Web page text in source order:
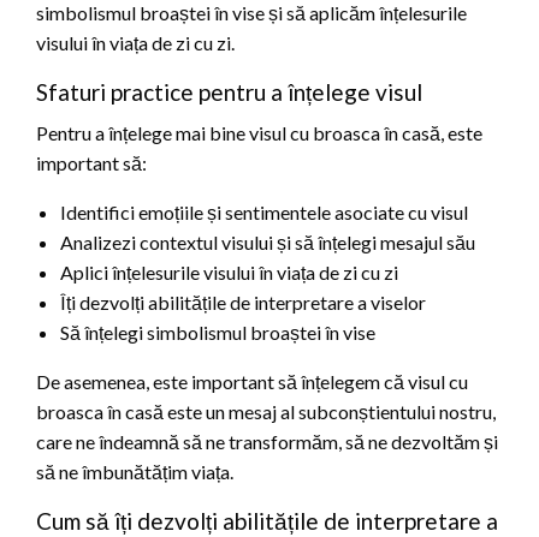
simbolismul broaștei în vise și să aplicăm înțelesurile
visului în viața de zi cu zi.
Sfaturi practice pentru a înțelege visul
Pentru a înțelege mai bine visul cu broasca în casă, este
important să:
Identifici emoțiile și sentimentele asociate cu visul
Analizezi contextul visului și să înțelegi mesajul său
Aplici înțelesurile visului în viața de zi cu zi
Îți dezvolți abilitățile de interpretare a viselor
Să înțelegi simbolismul broaștei în vise
De asemenea, este important să înțelegem că visul cu
broasca în casă este un mesaj al subconștientului nostru,
care ne îndeamnă să ne transformăm, să ne dezvoltăm și
să ne îmbunătățim viața.
Cum să îți dezvolți abilitățile de interpretare a